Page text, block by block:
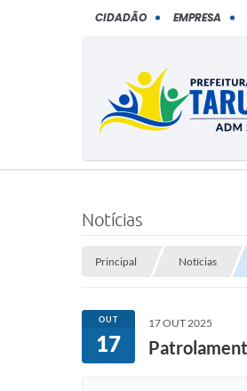
CIDADÃO EMPRESA
Notícias
Principal Notícias
OUT
17
17 OUT 2025